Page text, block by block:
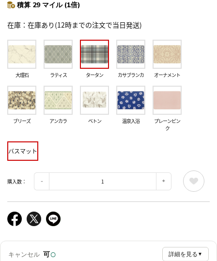
積算 29 マイル (1倍)
在庫 在庫あり(12時までの注文で当日発送)
大理石 ラティス タータン カサブランカ オーナメント
ブリーズ アンカラ ベトン 温泉入浴
プレーンピン
ク
バスマット
購入数：
キャンセル 可○ 詳細を見る ▼